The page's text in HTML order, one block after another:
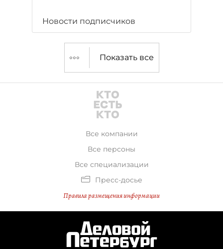
Новости подписчиков
Показать все
Все компании
Все персоны
Все специализации
Пресс-досье
Правила размещения информации